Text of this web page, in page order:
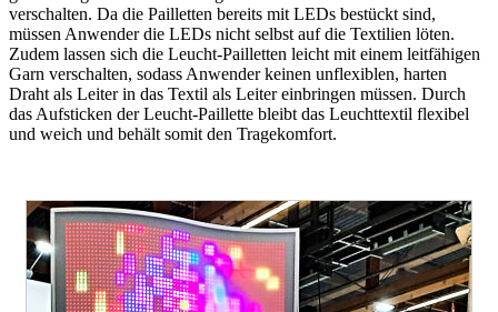
verschalten. Da die Pailletten bereits mit LEDs bestückt sind,
müssen Anwender die LEDs nicht selbst auf die Textilien löten.
Zudem lassen sich die Leucht-Pailletten leicht mit einem leitfähigen
Garn verschalten, sodass Anwender keinen unflexiblen, harten
Draht als Leiter in das Textil als Leiter einbringen müssen. Durch
das Aufsticken der Leucht-Paillette bleibt das Leuchttextil flexibel
und weich und behält somit den Tragekomfort.